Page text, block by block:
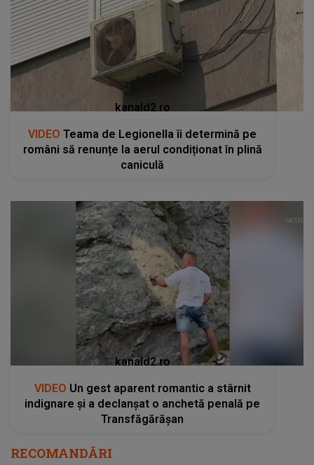
kanald2.ro
VIDEO Teama de Legionella îi determină pe
români să renunțe la aerul condiționat în plină
caniculă
kanald2.ro
VIDEO Un gest aparent romantic a stârnit
indignare și a declanșat o anchetă penală pe
Transfăgărășan
RECOMANDĂRI